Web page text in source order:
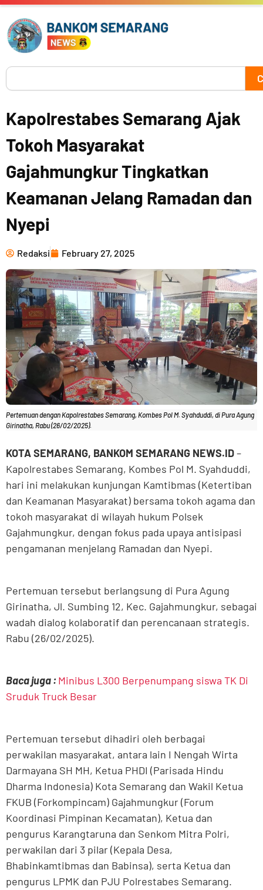
Skip
content
Search
Kapolrestabes Semarang Ajak
Tokoh Masyarakat
Gajahmungkur Tingkatkan
Keamanan Jelang Ramadan dan
Nyepi
Redaksi February 27, 2025
Pertemuan dengan Kapolrestabes Semarang, Kombes Pol M. Syahduddi, di Pura Agung
Girinatha, Rabu (26/02/2025).
KOTA SEMARANG, BANKOM SEMARANG NEWS.ID–
Kapolrestabes Semarang, Kombes Pol M. Syahduddi,
hari ini melakukan kunjungan Kamtibmas (Ketertiban
dan Keamanan Masyarakat) bersama tokoh agama dan
tokoh masyarakat di wilayah hukum Polsek
Gajahmungkur, dengan fokus pada upaya antisipasi
pengamanan menjelang Ramadan dan Nyepi.
Pertemuan tersebut berlangsung di Pura Agung
Girinatha, Jl. Sumbing 12, Kec. Gajahmungkur, sebagai
wadah dialog kolaboratif dan perencanaan strategis.
Rabu (26/02/2025).
Baca juga : Minibus L300 Berpenumpang siswa TK Di
Sruduk Truck Besar
Pertemuan tersebut dihadiri oleh berbagai
perwakilan masyarakat, antara lain I Nengah Wirta
Darmayana SH MH, Ketua PHDI (Parisada Hindu
Dharma Indonesia) Kota Semarang dan Wakil Ketua
FKUB (Forkompincam) Gajahmungkur (Forum
Koordinasi Pimpinan Kecamatan), Ketua dan
pengurus Karangtaruna dan Senkom Mitra Polri,
perwakilan dari 3 pilar (Kepala Desa,
Bhabinkamtibmas dan Babinsa), serta Ketua dan
pengurus LPMK dan PJU Polrestabes Semarang.